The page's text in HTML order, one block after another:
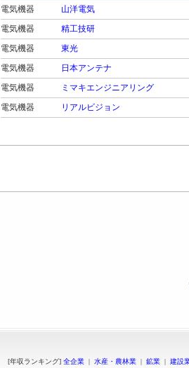
電気機器
山洋電気
電気機器
精工技研
電気機器
東光
電気機器
日本アンテナ
電気機器
ミマキエンジニアリング
電気機器
リアルビジョン
[年収ランキング] 全企業 | 水産・農林業 | 鉱業 | 建設